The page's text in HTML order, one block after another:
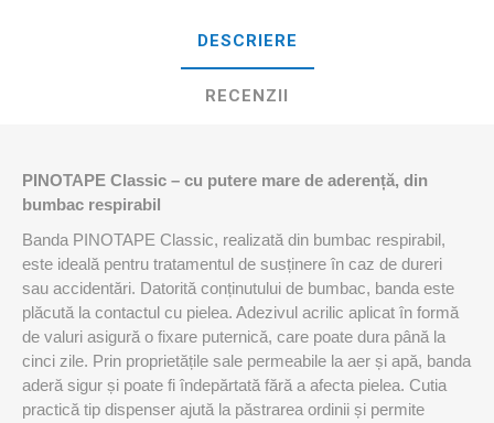
DESCRIERE
RECENZII
PINOTAPE Classic – cu putere mare de aderență, din
bumbac respirabil
Banda PINOTAPE Classic, realizată din bumbac respirabil,
este ideală pentru tratamentul de susținere în caz de dureri
sau accidentări. Datorită conținutului de bumbac, banda este
plăcută la contactul cu pielea. Adezivul acrilic aplicat în formă
de valuri asigură o fixare puternică, care poate dura până la
cinci zile. Prin proprietățile sale permeabile la aer și apă, banda
aderă sigur și poate fi îndepărtată fără a afecta pielea. Cutia
practică tip dispenser ajută la păstrarea ordinii și permite